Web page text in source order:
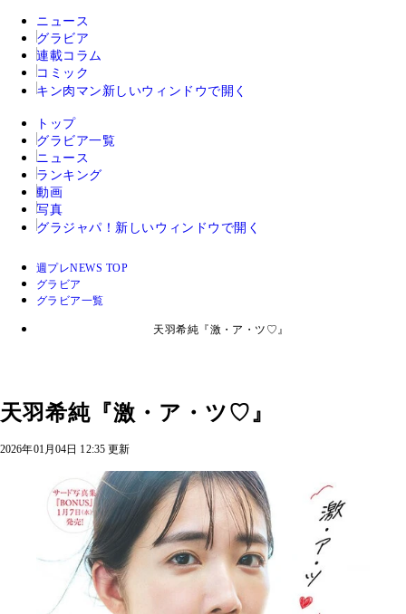
ニュース
グラビア
連載コラム
コミック
キン肉マン 新しいウィンドウで開く
トップ
グラビア一覧
ニュース
ランキング
動画
写真
グラジャパ！ 新しいウィンドウで開く
週プレNEWS TOP
グラビア
グラビア一覧
天羽希純『激・ア・ツ♡』
天羽希純『激・ア・ツ♡』
2026年01月04日 12:35 更新